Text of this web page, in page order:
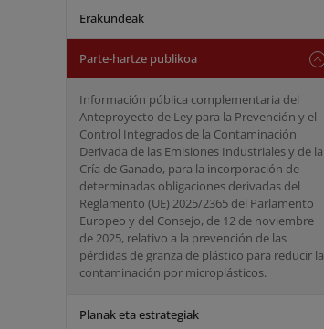
Erakundeak
Parte-hartze publikoa
Información pública complementaria del
Anteproyecto de Ley para la Prevención y el
Control Integrados de la Contaminación
Derivada de las Emisiones Industriales y de la
Cría de Ganado, para la incorporación de
determinadas obligaciones derivadas del
Reglamento (UE) 2025/2365 del Parlamento
Europeo y del Consejo, de 12 de noviembre
de 2025, relativo a la prevención de las
pérdidas de granza de plástico para reducir la
contaminación por microplásticos.
Planak eta estrategiak